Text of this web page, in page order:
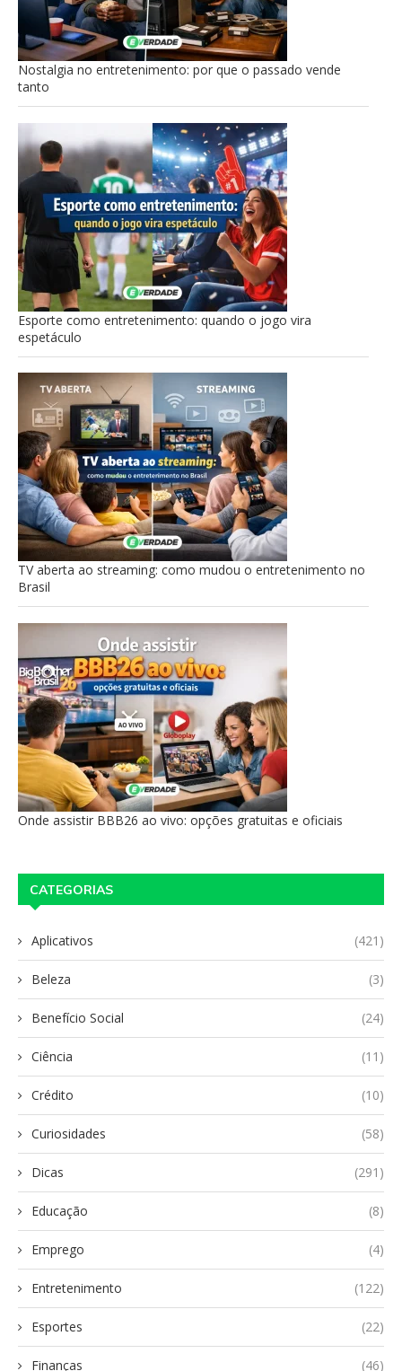
Nostalgia no entretenimento: por que o passado vende
tanto
Esporte como entretenimento: quando o jogo vira
espetáculo
TV aberta ao streaming: como mudou o entretenimento no
Brasil
Onde assistir BBB26 ao vivo: opções gratuitas e oficiais
CATEGORIAS
Aplicativos (421)
Beleza (3)
Benefício Social (24)
Ciência (11)
Crédito (10)
Curiosidades (58)
Dicas (291)
Educação (8)
Emprego (4)
Entretenimento (122)
Esportes (22)
Finanças (46)